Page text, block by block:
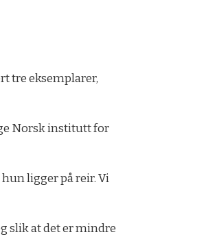
tre eksemplarer,
Norsk institutt for
ligger på reir. Vi
slik at det er mindre